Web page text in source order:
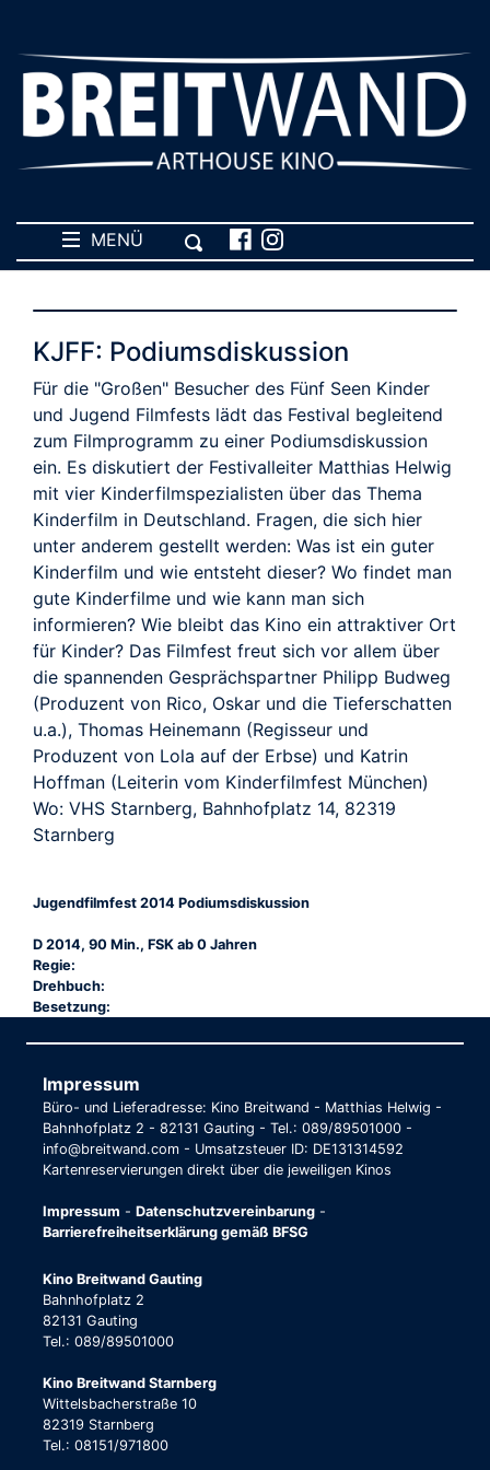
MENÜ
KJFF: Podiumsdiskussion
Für die "Großen" Besucher des Fünf Seen Kinder
und Jugend Filmfests lädt das Festival begleitend
zum Filmprogramm zu einer Podiumsdiskussion
ein. Es diskutiert der Festivalleiter Matthias Helwig
mit vier Kinderfilmspezialisten über das Thema
Kinderfilm in Deutschland. Fragen, die sich hier
unter anderem gestellt werden: Was ist ein guter
Kinderfilm und wie entsteht dieser? Wo findet man
gute Kinderfilme und wie kann man sich
informieren? Wie bleibt das Kino ein attraktiver Ort
für Kinder? Das Filmfest freut sich vor allem über
die spannenden Gesprächspartner Philipp Budweg
(Produzent von Rico, Oskar und die Tieferschatten
u.a.), Thomas Heinemann (Regisseur und
Produzent von Lola auf der Erbse) und Katrin
Hoffman (Leiterin vom Kinderfilmfest München)
Wo: VHS Starnberg, Bahnhofplatz 14, 82319
Starnberg
Jugendfilmfest 2014 Podiumsdiskussion
D 2014, 90 Min., FSK ab 0 Jahren
Regie:
Drehbuch:
Besetzung:
Impressum
Büro- und Lieferadresse: Kino Breitwand - Matthias Helwig -
Bahnhofplatz 2 - 82131 Gauting - Tel.: 089/89501000 -
info@breitwand.com - Umsatzsteuer ID: DE131314592
Kartenreservierungen direkt über die jeweiligen Kinos
Impressum - Datenschutzvereinbarung -
Barrierefreiheitserklärung gemäß BFSG
Kino Breitwand Gauting
Bahnhofplatz 2
82131 Gauting
Tel.: 089/89501000
Kino Breitwand Starnberg
Wittelsbacherstraße 10
82319 Starnberg
Tel.: 08151/971800